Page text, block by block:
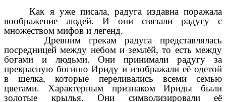
Как я уже писала, радуга издавна поражала
воображение людей. И они связали радугу с
множеством мифов и легенд.
Древним грекам радуга представлялась
посредницей между небом и землёй, то есть между
богами и людьми. Они принимали радугу за
прекрасную богиню Ириду и изображали её одетой
в шелка, которые переливались всеми семью
цветами. Характерным признаком Ириды были
золотые крылья. Они символизировали её